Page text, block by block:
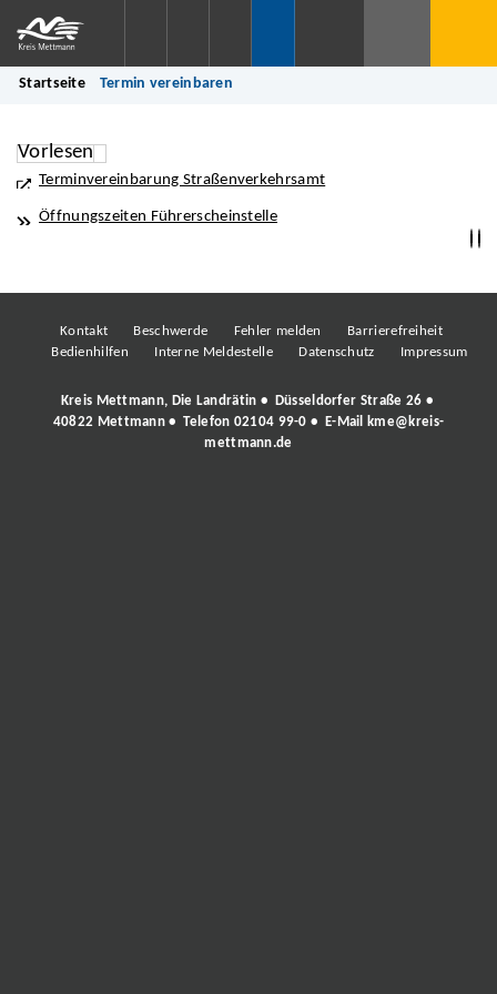
Startseite Termin vereinbaren
Vorlesen
Terminvereinbarung Straßenverkehrsamt
Öffnungszeiten Führerscheinstelle
Kontakt Beschwerde Fehler melden
Barrierefreiheit
Bedienhilfen
Interne Meldestelle Datenschutz Impressum
Kreis Mettmann, Die Landrätin • Düsseldorfer Straße 26 •
40822 Mettmann • Telefon 02104 99-0 • E-Mail
kme@kreis-
mettmann.de